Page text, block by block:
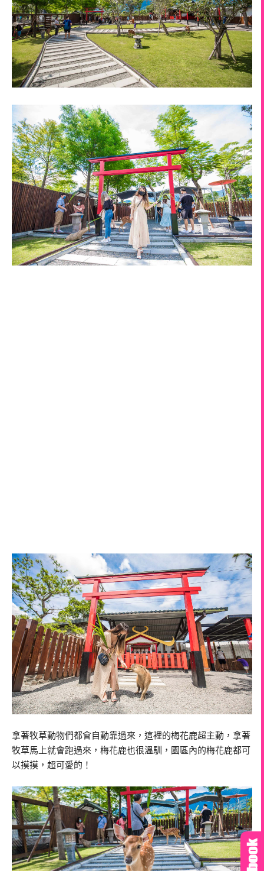
拿著牧草動物們都會自動靠過來，這裡的梅花鹿超主動，拿著
牧草馬上就會跑過來，梅花鹿也很溫馴，園區內的梅花鹿都可
以摸摸，超可愛的！